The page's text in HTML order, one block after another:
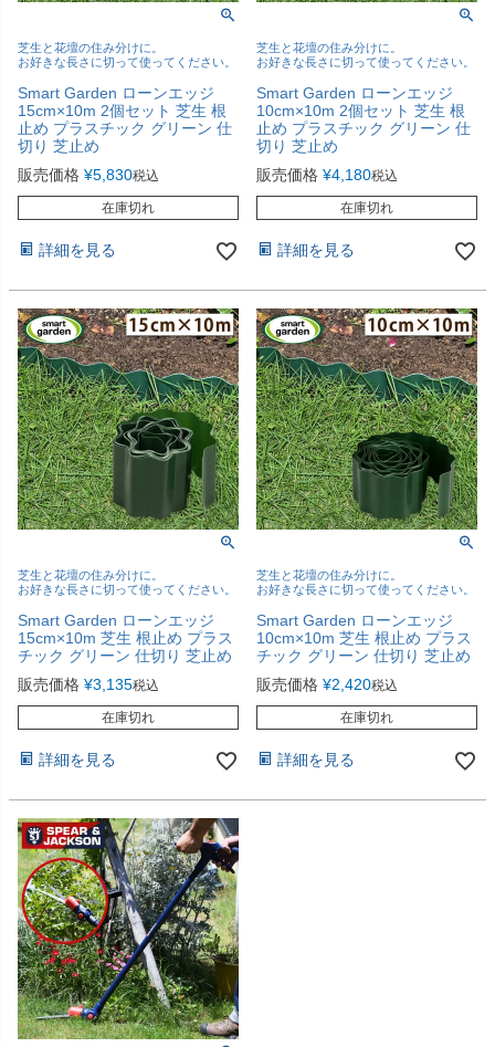
芝生と花壇の住み分けに。
お好きな長さに切って使ってください。
Smart Garden ローンエッジ
15cm×10m 2個セット 芝生 根
止め プラスチック グリーン 仕
切り 芝止め
販売価格 ¥5,830税込
在庫切れ
詳細を見る
芝生と花壇の住み分けに。
お好きな長さに切って使ってください。
Smart Garden ローンエッジ
10cm×10m 2個セット 芝生 根
止め プラスチック グリーン 仕
切り 芝止め
販売価格 ¥4,180税込
在庫切れ
詳細を見る
芝生と花壇の住み分けに。
お好きな長さに切って使ってください。
Smart Garden ローンエッジ
15cm×10m 芝生 根止め プラス
チック グリーン 仕切り 芝止め
販売価格 ¥3,135税込
在庫切れ
詳細を見る
芝生と花壇の住み分けに。
お好きな長さに切って使ってください。
Smart Garden ローンエッジ
10cm×10m 芝生 根止め プラス
チック グリーン 仕切り 芝止め
販売価格 ¥2,420税込
在庫切れ
詳細を見る